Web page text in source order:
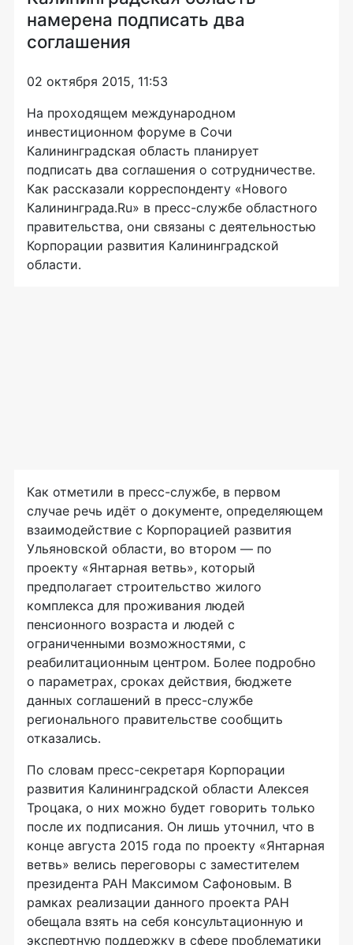
намерена подписать два
соглашения
02 октября 2015, 11:53
На проходящем международном
инвестиционном форуме в Сочи
Калининградская область планирует
подписать два соглашения о сотрудничестве.
Как рассказали корреспонденту «Нового
Калининграда.Ru» в пресс-службе областного
правительства, они связаны с деятельностью
Корпорации развития Калининградской
области.
Как отметили в пресс-службе, в первом
случае речь идёт о документе, определяющем
взаимодействие с Корпорацией развития
Ульяновской области, во втором — по
проекту «Янтарная ветвь», который
предполагает строительство жилого
комплекса для проживания людей
пенсионного возраста и людей с
ограниченными возможностями, с
реабилитационным центром. Более подробно
о параметрах, сроках действия, бюджете
данных соглашений в пресс-службе
регионального правительстве сообщить
отказались.
По словам пресс-секретаря Корпорации
развития Калининградской области Алексея
Троцака, о них можно будет говорить только
после их подписания. Он лишь уточнил, что в
конце августа 2015 года по проекту «Янтарная
ветвь» велись переговоры с заместителем
президента РАН Максимом Сафоновым. В
рамках реализации данного проекта РАН
обещала взять на себя консультационную и
экспертную поддержку в сфере проблематики